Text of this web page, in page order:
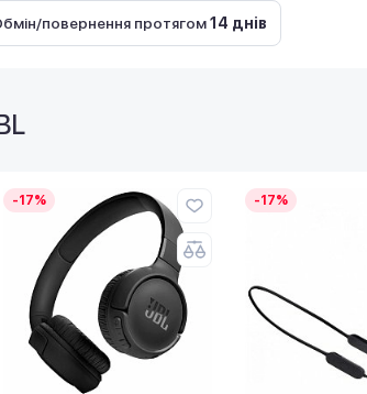
повернення протягом14 днів
-17% -17%